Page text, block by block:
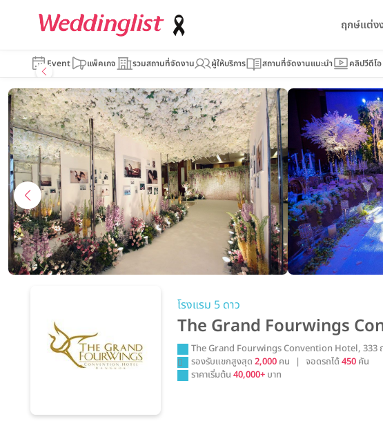
ฤกษ์แต่ง
Event แพ็คเกจ รวมสถานที่จัดงาน ผู้ให้บริการ สถานที่จัดงานแนะนำ คลิปวีดีโอ
The Grand Fourwings
โรงแรม 5 ดาว
The Grand Fourwings
The Grand Fourwings Convention Hotel, 333
รองรับแขกสูงสุด2,000 คน | จอดรถได้450 คัน
ราคาเริ่มต้น40,000+ บาท